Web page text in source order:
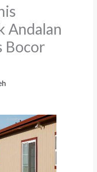
Andalan
Bocor